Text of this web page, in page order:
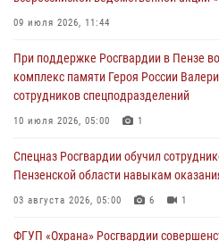
В Пензе при силовой поддержке
деятельность ОПГ, маскировавшейся
04 августа 2026, 07:05 4
В Управлении Росгвардии по
работы за первое полугодие 2026 года
09 июля 2026, 11:44
При поддержке Росгвардии в Пензе
комплекс памяти Героя России
сотрудников спецподразделений
10 июля 2026, 05:00 1
Спецназ Росгвардии обучил
Пензенской области навыкам
03 августа 2026, 05:00 6 1
ФГУП «Охрана» Росгвардии